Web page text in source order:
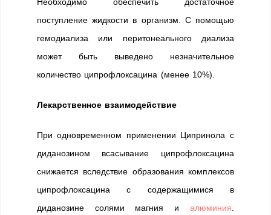
поступление жидкости в организм. С помощью
гемодиализа или перитонеального диализа
может быть выведено незначительное
количество ципрофлоксацина (менее 10%).
Лекарственное взаимодействие
При одновременном применении Ципринола с
диданозином всасывание ципрофлоксацина
снижается вследствие образования комплексов
ципрофлоксацина с содержащимися в
диданозине солями магния и алюминия